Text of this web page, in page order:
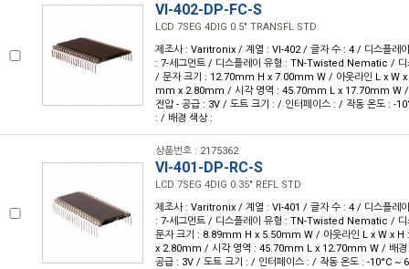
VI-402-DP-FC-S
LCD 7SEG 4DIG 0.5" TRANSFL STD
제조사 : Varitronix / 계열 : VI-402 / 글자 수 : 4 / 디스플레
: 7-세그먼트 / 디스플레이 유형 : TN-Twisted Nematic / 디
/ 문자 크기 : 12.70mm H x 7.00mm W / 아웃라인 L x W
mm x 2.80mm / 시각 영역 : 45.70mm L x 17.70mm W /
전압 - 공급 : 3V / 도트 크기 : / 인터페이스 : / 작동 온도 : -
: / 배경 색상 :
상품번호 : 2175362
VI-401-DP-RC-S
LCD 7SEG 4DIG 0.35" REFL STD
제조사 : Varitronix / 계열 : VI-401 / 글자 수 : 4 / 디스플레
: 7-세그먼트 / 디스플레이 유형 : TN-Twisted Nematic / 디
문자 크기 : 8.89mm H x 5.50mm W / 아웃라인 L x W x
x 2.80mm / 시각 영역 : 45.70mm L x 12.70mm W / 배경
공급 : 3V / 도트 크기 : / 인터페이스 : / 작동 온도 : -10°C ~